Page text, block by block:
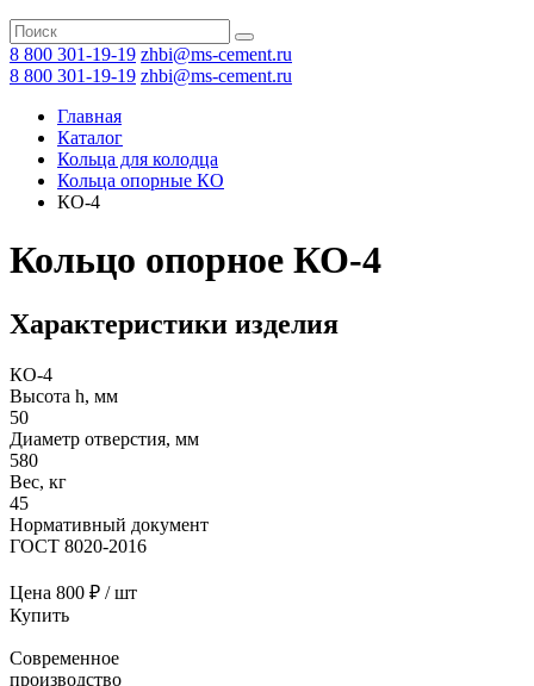
8 800 301-19-19 zhbi@ms-cement.ru
8 800 301-19-19 zhbi@ms-cement.ru
Главная
Каталог
Кольца для колодца
Кольца опорные КО
КО-4
Кольцо опорное КО-4
Характеристики изделия
КО-4
Высота h, мм
50
Диаметр отверстия, мм
580
Вес, кг
45
Нормативный документ
ГОСТ 8020-2016
Цена 800 ₽ / шт
Купить
Современное
производство